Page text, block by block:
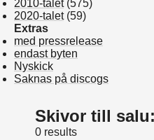
2010-talet(575)
2020-talet(59)
Extras
med pressrelease
endast byten
Nyskick
Saknas på discogs
Skivor till salu:
0 results